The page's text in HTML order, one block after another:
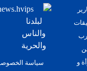
و
لبلدنا
والناس
والحرية
سياسة